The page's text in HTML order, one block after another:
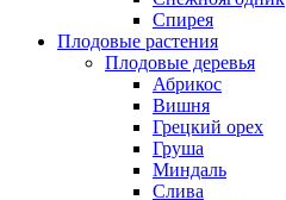
Спирея
Плодовые растения
Плодовые деревья
Абрикос
Вишня
Грецкий орех
Груша
Миндаль
Слива